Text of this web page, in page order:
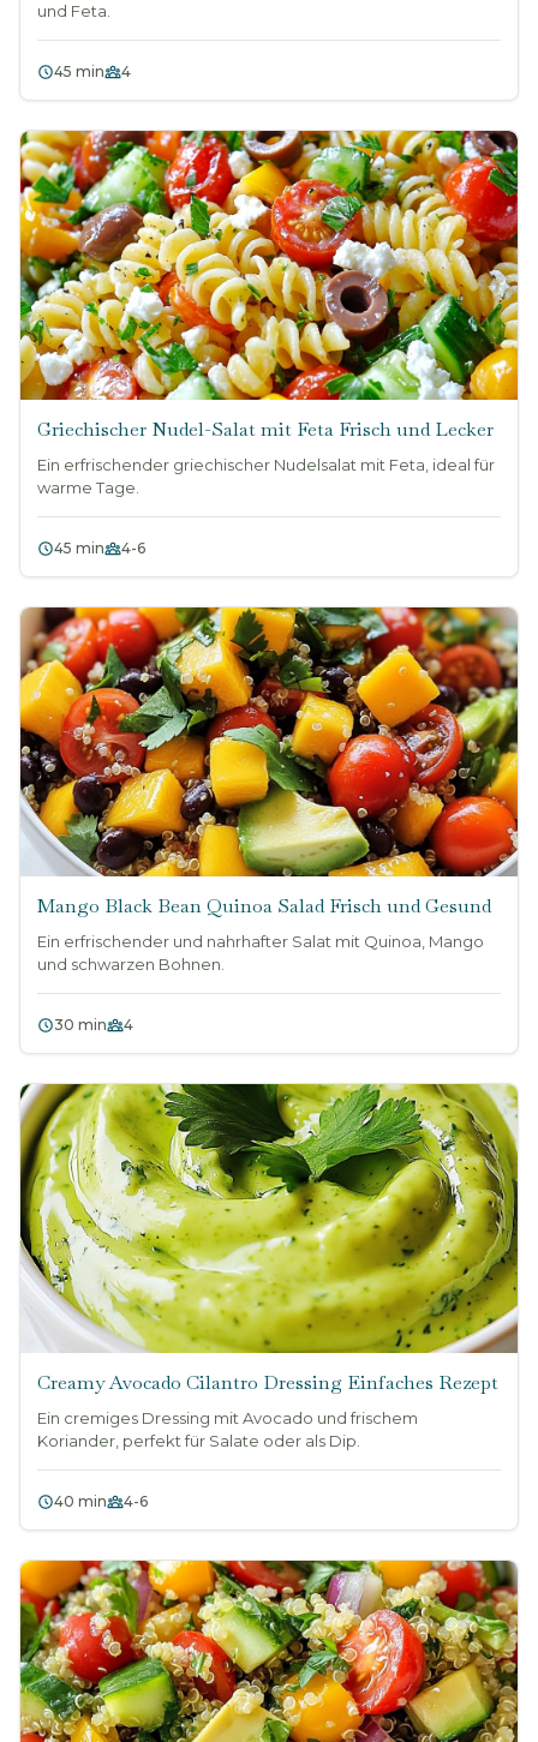
und Feta.
45 min 4
Griechischer Nudel-Salat mit Feta Frisch und Lecker
Ein erfrischender griechischer Nudelsalat mit Feta, ideal für
warme Tage.
45 min 4-6
Mango Black Bean Quinoa Salad Frisch und Gesund
Ein erfrischender und nahrhafter Salat mit Quinoa, Mango
und schwarzen Bohnen.
30 min 4
Creamy Avocado Cilantro Dressing Einfaches Rezept
Ein cremiges Dressing mit Avocado und frischem
Koriander, perfekt für Salate oder als Dip.
40 min 4-6